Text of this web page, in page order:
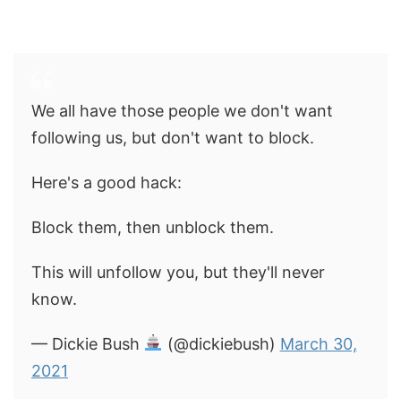
We all have those people we don't want
following us, but don't want to block.
Here's a good hack:
Block them, then unblock them.
This will unfollow you, but they'll never
know.
— Dickie Bush (@dickiebush) March 30,
2021